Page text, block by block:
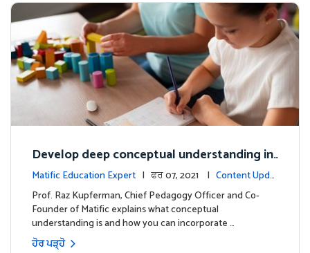
Develop deep conceptual understanding in
mathematics
Matific Education Expert | ਫਰ 07, 2021 | Content Updat
es
Prof. Raz Kupferman, Chief Pedagogy Officer and Co-
Founder of Matific explains what conceptual
understanding is and how you can incorporate …
ਹੋਰ ਪੜ੍ਹੋ